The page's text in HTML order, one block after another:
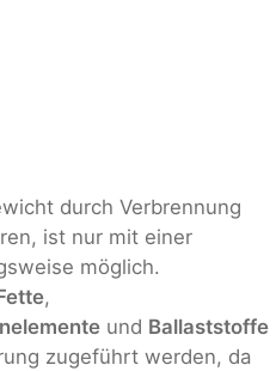
durch Verbrennung
ist nur mit einer
möglich.
,
und Ballaststoffe
zugeführt werden, da